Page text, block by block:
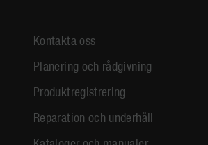
Kontakta oss
Planering och rådgivning
Produktregistrering
Reparation och underhåll